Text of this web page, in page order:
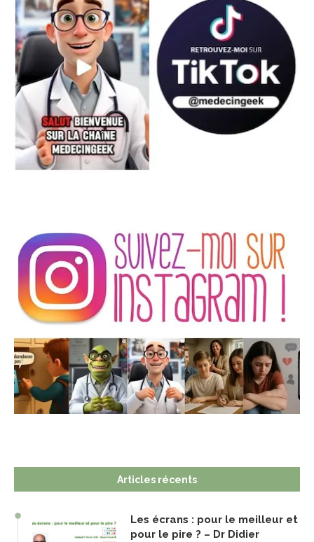
Articles récents
Les écrans : pour le meilleur et
pour le pire ? – Dr Didier